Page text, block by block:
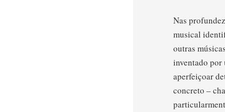
Nas
musical
outras
inventado
aperfeiçoar
concreto –